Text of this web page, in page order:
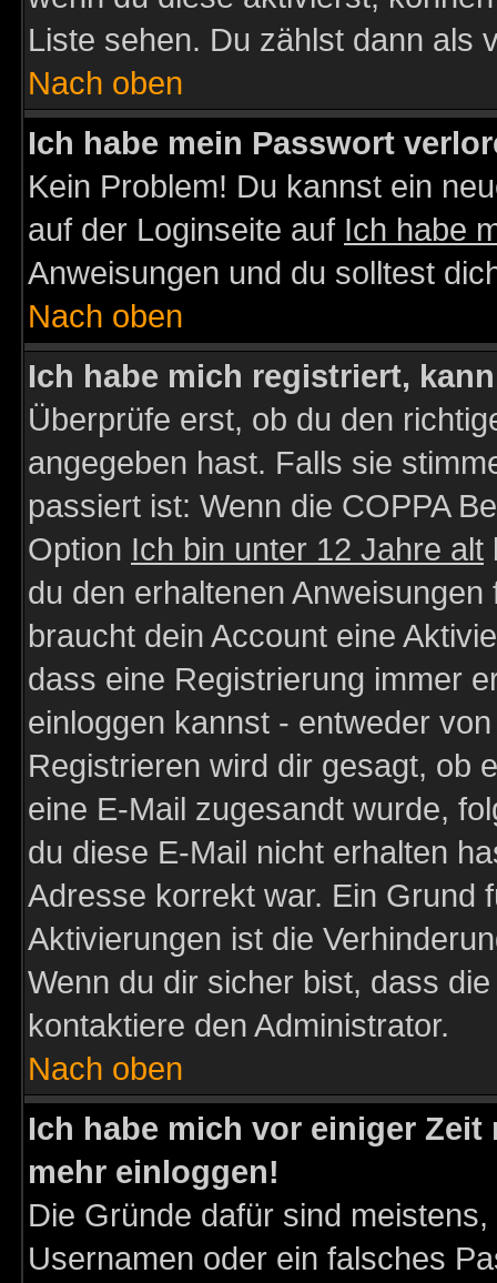
Liste sehen. Du zählst dann als
Nach oben
Ich habe mein Passwort
Kein Problem! Du kannst ein
auf der Loginseite auf Ich habe
Anweisungen und du solltest
Nach oben
Ich habe mich registriert,
Überprüfe erst, ob du den
angegeben hast. Falls sie
passiert ist: Wenn die COPPA
Option Ich bin unter 12 Jahre alt
du den erhaltenen
braucht dein Account eine
dass eine Registrierung immer
einloggen kannst - entweder
Registrieren wird dir gesagt, ob
eine E-Mail zugesandt wurde,
du diese E-Mail nicht erhalten
Adresse korrekt war. Ein Grund
Aktivierungen ist die
Wenn du dir sicher bist, dass
kontaktiere den Administrator.
Nach oben
Ich habe mich vor einiger
mehr einloggen!
Die Gründe dafür sind
Usernamen oder ein falsches